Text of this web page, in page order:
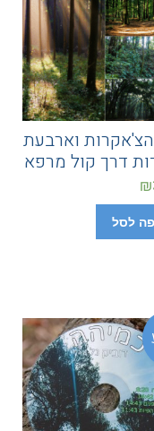
הצ'אקרות וארבעת
דרך קול מרפא
₪
לסל